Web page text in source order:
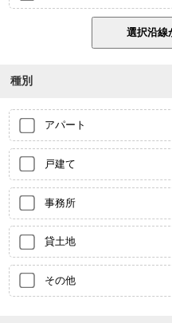
種別
アパート
戸建て
事務所
貸土地
その他